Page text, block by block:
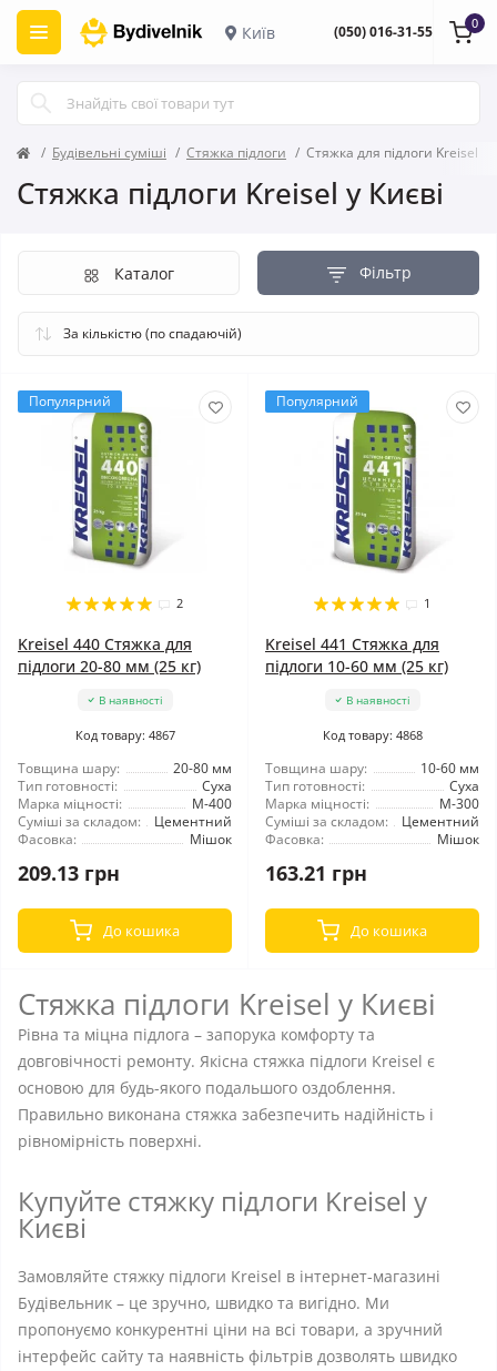
Київ (050) 016-31-55 0
Будівельні суміші Стяжка підлоги Стяжка для підлоги Kreisel
Стяжка підлоги Kreisel у Києві
Фільтр
Каталог
Популярний
2
Kreisel 440 Стяжка для
підлоги 20-80 мм (25 кг)
В наявності
Код товару: 4867
Товщина шару:
20-80 мм
Тип готовності:
Суха
Марка міцності:
М-400
Суміші за складом:
Цементний
Фасовка:
Мішок
209.13 грн
До кошика
Популярний
1
Kreisel 441 Стяжка для
підлоги 10-60 мм (25 кг)
В наявності
Код товару: 4868
Товщина шару:
10-60 мм
Тип готовності:
Суха
Марка міцності:
М-300
Суміші за складом:
Цементний
Фасовка:
Мішок
163.21 грн
До кошика
Стяжка підлоги Kreisel у Києві
Рівна та міцна підлога – запорука комфорту та
довговічності ремонту. Якісна стяжка підлоги Kreisel є
основою для будь-якого подальшого оздоблення.
Правильно виконана стяжка забезпечить надійність і
рівномірність поверхні.
Купуйте стяжку підлоги Kreisel у
Києві
Замовляйте стяжку підлоги Kreisel в інтернет-магазині
Будівельник – це зручно, швидко та вигідно. Ми
пропонуємо конкурентні ціни на всі товари, а зручний
інтерфейс сайту та наявність фільтрів дозволять швидко